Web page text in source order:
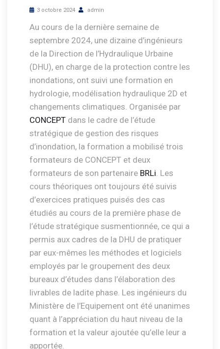
3 octobre 2024 admin
Au cours de la dernière semaine de
septembre 2024, une dizaine d’ingénieurs
de la Direction de l’Hydraulique Urbaine
(DHU), en charge de la protection contre les
inondations, ont suivi une formation en
hydrologie, modélisation hydraulique 2D et
changements climatiques. Organisée par
CONCEPT dans le cadre de l’étude
stratégique de gestion des risques
d’inondation, la formation a mobilisé trois
formateurs de CONCEPT et deux
formateurs de son partenaire BRLi. Les
cours théoriques ont toujours été suivis
d’exercices pratiques puisés des cas
étudiés au cours de la première phase de
l’étude stratégique susmentionnée, ce qui a
permis aux cadres de la DHU de pratiquer
par eux-mêmes les méthodes et logiciels
employés par le groupement des deux
bureaux d’études dans l’élaboration des
livrables de ladite phase. Les ingénieurs du
Ministère de l’Equipement ont été unanimes
quant à l’appréciation du haut niveau de la
formation et la valeur ajoutée qu’elle leur a
apportée.